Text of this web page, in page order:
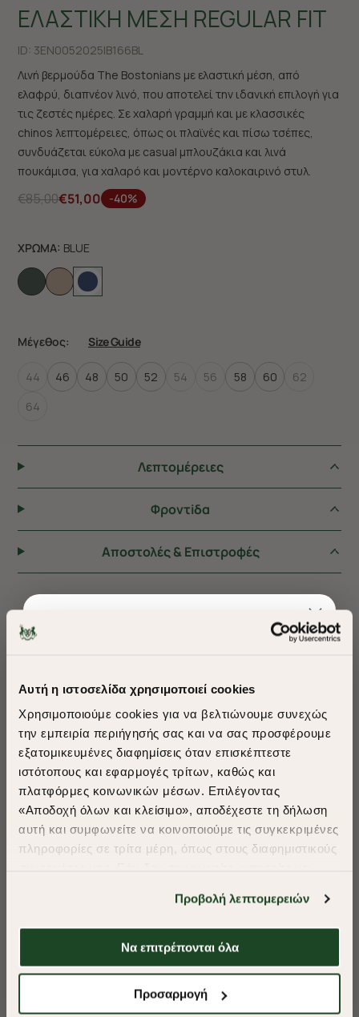
Αυτή η ιστοσελίδα χρησιμοποιεί cookies
Χρησιμοποιούμε cookies για να βελτιώνουμε συνεχώς
την εμπειρία περιήγησής σας και να σας προσφέρουμε
εξατομικευμένες διαφημίσεις όταν επισκέπτεστε
ιστότοπους και εφαρμογές τρίτων, καθώς και
πλατφόρμες κοινωνικών μέσων. Επιλέγοντας
«Αποδοχή όλων και κλείσιμο», αποδέχεστε τη δήλωση
αυτή και συμφωνείτε να κοινοποιούμε τις συγκεκριμένες
πληροφορίες σε τρίτα μέρη, όπως στους διαφημιστικούς
απαιτούμενα cookies» και θα περιοριστούμε
στα cookies και τις τεχνολογίες που είναι απολύτως
απαραίτητα για την ασφαλή απόδοση και
λειτουργικότητα της ιστοσελίδας μας. Ωστόσο, λάβετε
θα μπορούμε να συλλέξουμε πληροφορίες που θα
Προβολή λεπτομερειών
Να επιτρέπονται όλα
Προσαρμογή
ΕΛΑΣΤΙΚΗ ΜΕΣΗ REGULAR FIT
ID: 3EN0052025|B166BL
Λινή βερμούδα The Bostonians με ελαστική μέση, από
ελαφρύ, διαπνέον λινό, που αποτελεί την ιδανική επιλογή για
τις ζεστές ημέρες. Σε χαλαρή γραμμή και με κλασσικές
chinos λεπτομέρειες, όπως οι πλαϊνές και πίσω τσέπες,
συνδυάζεται εύκολα με casual μπλουζάκια και λινά
πουκάμισα, για χαλαρό και μοντέρνο καλοκαιρινό στυλ.
€85,00€51,00 -40%
ΧΡΩΜΑ: BLUE
Μέγεθος: Size Guide
44 46 48 50 52 54 56 58 60
62
64
Λεπτομέρειες
Φροντiδα
Αποστολές & Επιστροφές
ΠΡΟΤΕΙΝΟΥΜΕ ΓΙΑ ΕΣΑΣ
-40%
ΣΟΡΤΣ SPORT ESSENTIAL
-40%
​
A Season of Style
SUMMER SALE
Shop Now